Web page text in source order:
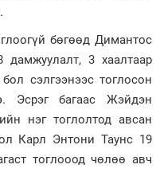
бөгөөд Димантос
3 хаалтаар
сэлгээнээс тоглосон
Эсрэг багаас Жэйдэн
нэг тоглолтод авсан
Карл Энтони Таунс 19
тоглооод чөлөө авч